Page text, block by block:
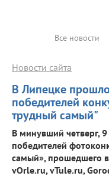
Все новости
В Липецке
победителей
трудный самый"
Новости сайта
В минувший четверг,
победителей
самый», прошедшего
vOrle.ru, vTule.ru,